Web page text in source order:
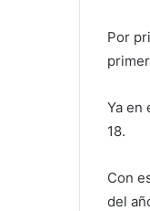
Por
Ya en
18.
Con
del